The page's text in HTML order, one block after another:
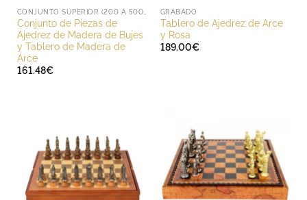
Conjunto de Piezas de
Ajedrez de Madera de Bujes
y Tablero de Madera de
Arce
161.48€
GRABADO
Tablero de Ajedrez de Arce
y Rosa
189.00€